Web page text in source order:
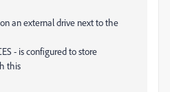
an external drive next to the
- is configured to store
this